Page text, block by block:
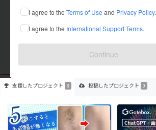
I agree to the Terms of Use and Privacy Policy.
I agree to the International Support Terms.
Continue
これまでに8回支援しています
在住国：未設定
出身国：未設定
支援したプロジェクト 8 投稿したプロジェクト 0